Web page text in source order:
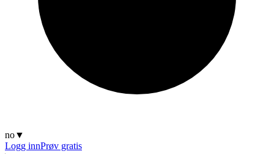
no▼
Logg innPrøv gratis